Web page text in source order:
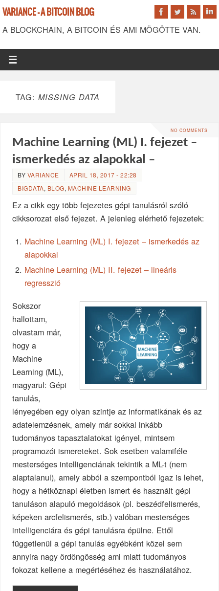
VARIANCE - A BITCOIN BLOG
A BLOCKCHAIN, A BITCOIN ÉS AMI MÖGÖTTE VAN.
TAG: MISSING DATA
NO COMMENTS
Machine Learning (ML) I. fejezet –
ismerkedés az alapokkal –
BY VARIANCE
APRIL 18, 2017 - 22:28
BIGDATA, BLOG, MACHINE LEARNING
Ez a cikk egy több fejezetes gépi tanulásról szóló
cikksorozat első fejezet. A jelenleg elérhető fejezetek:
Machine Learning (ML) I. fejezet – ismerkedés az
alapokkal
Machine Learning (ML) II. fejezet – lineáris
regresszió
Sokszor
hallottam,
olvastam már,
hogy a
Machine
Learning (ML),
magyarul: Gépi
tanulás,
lényegében egy olyan szintje az informatikának és az
adatelemzésnek, amely már sokkal inkább
tudományos tapasztalatokat igényel, mintsem
programozói ismereteket. Sok esetben valamiféle
mesterséges intelligenciának tekintik a ML-t (nem
alaptalanul), amely abból a szempontból igaz is lehet,
hogy a hétköznapi életben ismert és használt gépi
tanuláson alapuló megoldások (pl. beszédfelismerés,
képeken arcfelismerés, stb.) valóban mesterséges
intelligenciára és gépi tanulásra épülne. Ettől
függetlenül a gépi tanulás egyébként közel sem
annyira nagy ördöngösség ami miatt tudományos
fokozat kellene a megértéséhez és használatához.